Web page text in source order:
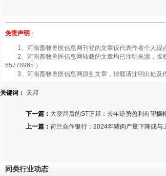
免责声明 ：
1、河南畜牧兽医信息网刊登的文章仅代表作者个人观
2、河南畜牧兽医信息网转载的文章均已注明来源，版
65778965 ）
3、河南畜牧兽医信息网原创文章，转载请注明出处及
关键词： 天邦
下一篇： 大变局后的ST正邦：去年逆势盈利有望摘
上一篇： 荷兰合作银行：2024年猪肉产量下降或与
同类行业动态